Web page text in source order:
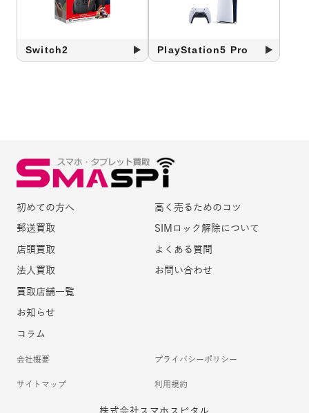
Switch2 PlayStation5 Pro
初めての方へ
郵送買取
店頭買取
法人買取
買取店舗一覧
お知らせ
コラム
高く売るためのコツ
SIMロック解除について
よくある質問
お問い合わせ
会社概要 プライバシーポリシー
サイトマップ 利用規約